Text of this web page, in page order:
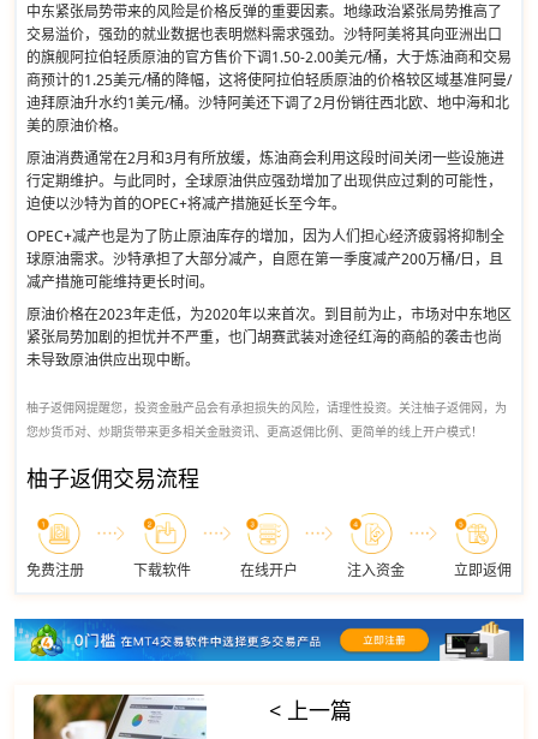
中东紧张局势带来的风险是价格反弹的重要因素。地缘政治紧张局势推高了
交易溢价，强劲的就业数据也表明燃料需求强劲。沙特阿美将其向亚洲出口
的旗舰阿拉伯轻质原油的官方售价下调1.50-2.00美元/桶，大于炼油商和交易
商预计的1.25美元/桶的降幅，这将使阿拉伯轻质原油的价格较区域基准阿曼/
迪拜原油升水约1美元/桶。沙特阿美还下调了2月份销往西北欧、地中海和北
美的原油价格。
原油消费通常在2月和3月有所放缓，炼油商会利用这段时间关闭一些设施进
行定期维护。与此同时，全球原油供应强劲增加了出现供应过剩的可能性，
迫使以沙特为首的OPEC+将减产措施延长至今年。
OPEC+减产也是为了防止原油库存的增加，因为人们担心经济疲弱将抑制全
球原油需求。沙特承担了大部分减产，自愿在第一季度减产200万桶/日，且
减产措施可能维持更长时间。
原油价格在2023年走低，为2020年以来首次。到目前为止，市场对中东地区
紧张局势加剧的担忧并不严重，也门胡赛武装对途径红海的商船的袭击也尚
未导致原油供应出现中断。
柚子返佣网提醒您，投资金融产品会有承担损失的风险，请理性投资。关注柚子返佣网，为
您炒货币对、炒期货带来更多相关金融资讯、更高返佣比例、更简单的线上开户模式！
柚子返佣交易流程
免费注册 下载软件 在线开户 注入资金 立即返佣
< 上一篇